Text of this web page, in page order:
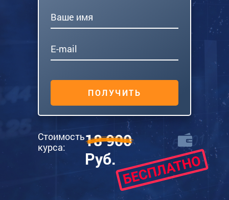
Ваше имя
E-mail
ПОЛУЧИТЬ
Стоимость
курса:
18 900
Руб.